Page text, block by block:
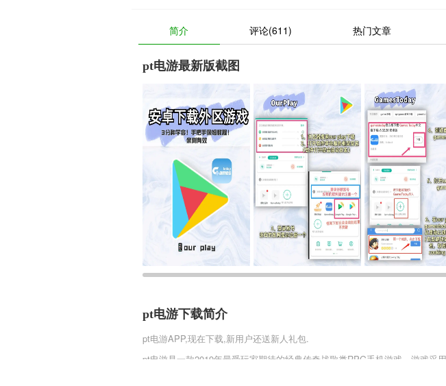
简介 评论(611) 热门文章
pt电游最新版截图
pt电游下载简介
pt电游APP,现在下载,新用户还送新人礼包.
pt电游是一款2019年最受玩家期待的经典传奇战歌类RPG手机游戏，游戏采
色设定，庞大的世界地图，丰富的PVP自由对战玩法，热血的战斗等你参与